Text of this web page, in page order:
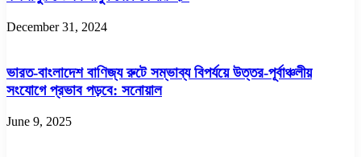
December 31, 2024
ভারত-বাংলাদেশ বাণিজ্য রুটে সম্ভাব্য বিপর্যয়ে উত্তর-পূর্বাঞ্চলীয়
সংযোগে প্রভাব পড়বে: সনোয়াল
June 9, 2025